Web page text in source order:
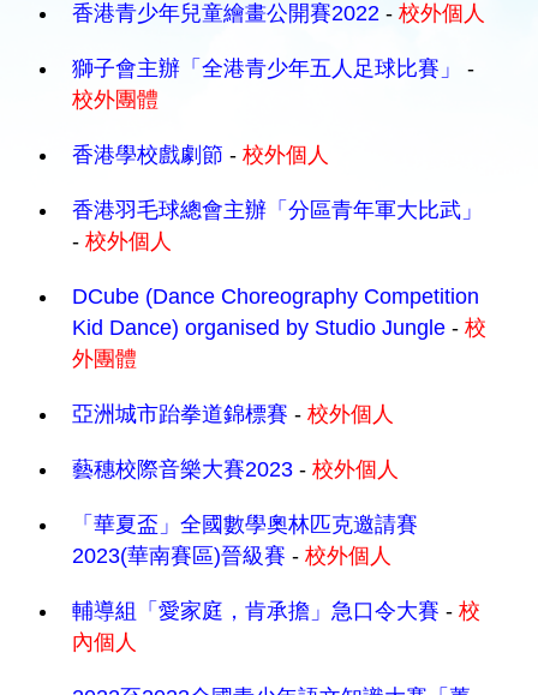
香港青少年兒童繪畫公開賽2022 - 校外個人
獅子會主辦「全港青少年五人足球比賽」
-
校外團體
香港學校戲劇節 - 校外個人
香港羽毛球總會主辦「分區青年軍大比武」
- 校外個人
DCube (Dance Choreography Competition
Kid Dance) organised by Studio Jungle - 校
外團體
亞洲城市跆拳道錦標賽 - 校外個人
藝穗校際音樂大賽2023 - 校外個人
「華夏盃」全國數學奧林匹克邀請賽
2023(華南賽區)晉級賽 - 校外個人
輔導組「愛家庭，肯承擔」急口令大賽 - 校
內個人